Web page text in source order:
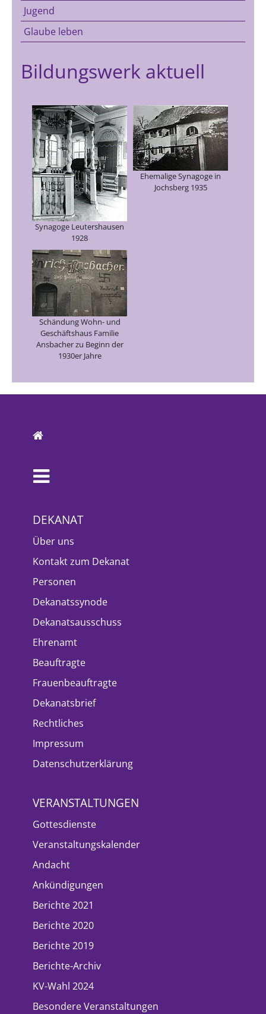
Jugend
Glaube leben
Bildungswerk aktuell
Synagoge Leutershausen
1928
Ehemalige Synagoge in
Jochsberg 1935
Schändung Wohn- und
Geschäftshaus Familie
Ansbacher zu Beginn der
1930er Jahre
DEKANAT
Über uns
Kontakt zum Dekanat
Personen
Dekanatssynode
Dekanatsausschuss
Ehrenamt
Beauftragte
Frauenbeauftragte
Dekanatsbrief
Rechtliches
Impressum
Datenschutzerklärung
VERANSTALTUNGEN
Gottesdienste
Veranstaltungskalender
Andacht
Ankündigungen
Berichte 2021
Berichte 2020
Berichte 2019
Berichte-Archiv
KV-Wahl 2024
Besondere Veranstaltungen